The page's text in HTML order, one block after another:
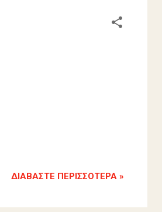
ΔΙΑΒΆΣΤΕ ΠΕΡΙΣΣΌΤΕΡΑ »